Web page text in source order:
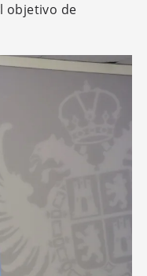
objetivo de